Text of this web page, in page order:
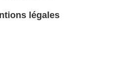
légales